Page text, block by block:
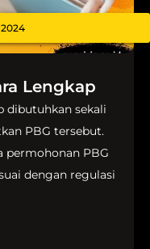
Lengkap
dibutuhkan sekali
PBG tersebut.
permohonan PBG
dengan regulasi